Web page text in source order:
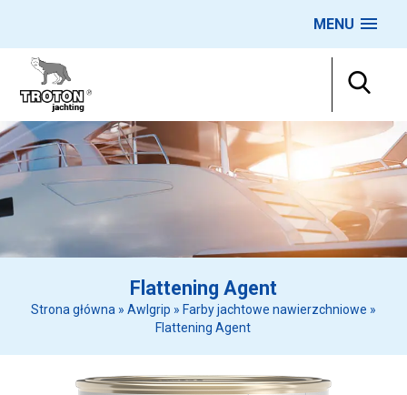
MENU
Flattening Agent
Strona główna » Awlgrip » Farby jachtowe nawierzchniowe »
Flattening Agent